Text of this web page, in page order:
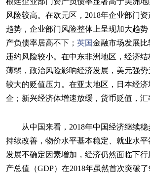
风险较高。在欧元区，2018年企业部门
趋势，企业部门风险整体上呈现加大趋势
产负债率居高不下； 英国金融市场发展比
违约风险较小。在中东非洲地区，经济
薄弱，政治风险影响经济发展，美元强
较大的贬值压力。在亚太地区，日本经
企；新兴经济体增速放缓，货币贬值，汇
从中国来看，2018年中国经济继续
持续改善，物价水平基本稳定、就业水
发展不确定因素增加，经济仍然面临下
产总值（GDP）在2018年虽然首次突破